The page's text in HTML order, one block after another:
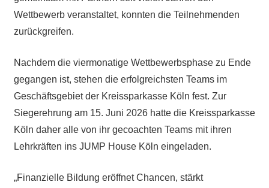
Wettbewerb veranstaltet, konnten die Teilnehmenden
zurückgreifen.
Nachdem die viermonatige Wettbewerbsphase zu Ende
gegangen ist, stehen die erfolgreichsten Teams im
Geschäftsgebiet der Kreissparkasse Köln fest. Zur
Siegerehrung am 15. Juni 2026 hatte die Kreissparkasse
Köln daher alle von ihr gecoachten Teams mit ihren
Lehrkräften ins JUMP House Köln eingeladen.
„Finanzielle Bildung eröffnet Chancen, stärkt